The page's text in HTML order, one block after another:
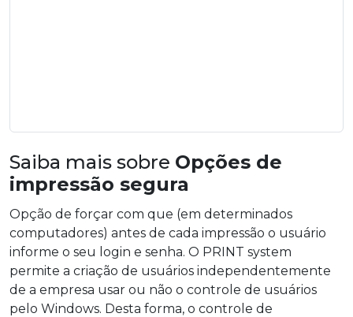
Saiba mais sobre Opções de
impressão segura
Opção de forçar com que (em determinados
computadores) antes de cada impressão o usuário
informe o seu login e senha. O PRINT system
permite a criação de usuários independentemente
de a empresa usar ou não o controle de usuários
pelo Windows. Desta forma, o controle de